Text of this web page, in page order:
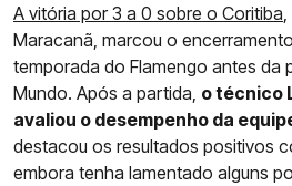
A vitória por 3 a 0 sobre o Coritiba
Maracanã, marcou o
temporada do Flamengo antes da
Mundo. Após a partida, o técnico
avaliou o desempenho da
destacou os resultados positivos
embora tenha lamentado alguns